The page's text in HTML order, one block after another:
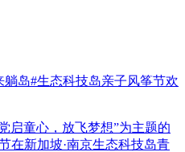
躺岛#生态科技岛亲子风筝节欢
启童心，放飞梦想”为主题的
在新加坡·南京生态科技岛青